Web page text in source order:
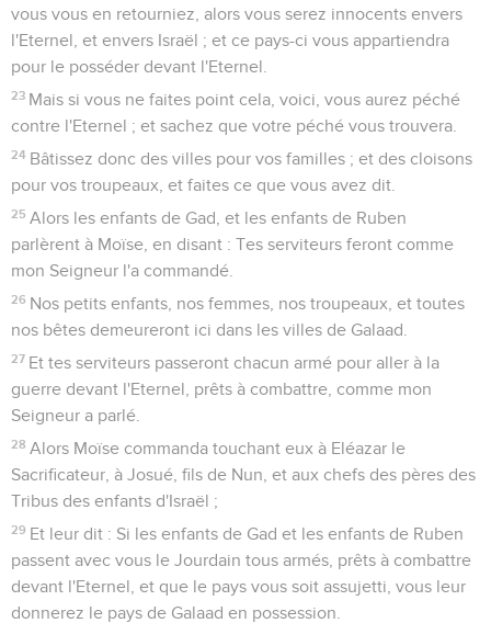
vous vous en retourniez, alors vous serez innocents envers
l'Eternel, et envers Israël ; et ce pays-ci vous appartiendra
pour le posséder devant l'Eternel.
23 Mais si vous ne faites point cela, voici, vous aurez péché
contre l'Eternel ; et sachez que votre péché vous trouvera.
24 Bâtissez donc des villes pour vos familles ; et des cloisons
pour vos troupeaux, et faites ce que vous avez dit.
25 Alors les enfants de Gad, et les enfants de Ruben
parlèrent à Moïse, en disant : Tes serviteurs feront comme
mon Seigneur l'a commandé.
26 Nos petits enfants, nos femmes, nos troupeaux, et toutes
nos bêtes demeureront ici dans les villes de Galaad.
27 Et tes serviteurs passeront chacun armé pour aller à la
guerre devant l'Eternel, prêts à combattre, comme mon
Seigneur a parlé.
28 Alors Moïse commanda touchant eux à Eléazar le
Sacrificateur, à Josué, fils de Nun, et aux chefs des pères des
Tribus des enfants d'Israël ;
29 Et leur dit : Si les enfants de Gad et les enfants de Ruben
passent avec vous le Jourdain tous armés, prêts à combattre
devant l'Eternel, et que le pays vous soit assujetti, vous leur
donnerez le pays de Galaad en possession.